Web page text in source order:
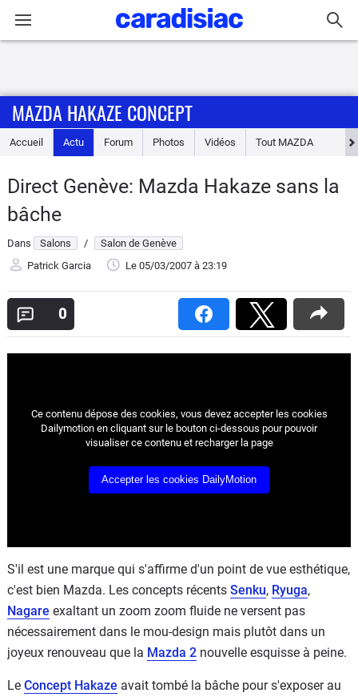
Accueil
Essais
Guide
d'achat
Electriques
Utilitaires
Services
Marques
MAZDA HAKAZE CONCEPT
Accueil Actu Forum Photos Vidéos Tout MAZDA
Direct Genève: Mazda Hakaze sans la
bâche
Dans Salons /
Salon de Genève
Patrick Garcia
Le 05/03/2007 à 23:19
0
Ce contenu dépose des cookies, vous devez accepter les cookies
Dailymotion en cliquant sur le bouton ci-dessous pour pouvoir
visualiser ce contenu et recharger la page
Accepter les cookies DailyMotion
S'il est une marque qui s'affirme d'un point de vue esthétique,
c'est bien Mazda. Les concepts récents Senku, Ryuga,
Nagare exaltant un zoom zoom fluide ne versent pas
nécessairement dans le mou-design mais plutôt dans un
joyeux renouveau que la Mazda 2 nouvelle esquisse à peine.
Le Concept Hakaze avait tombé la bâche pour s'exposer au